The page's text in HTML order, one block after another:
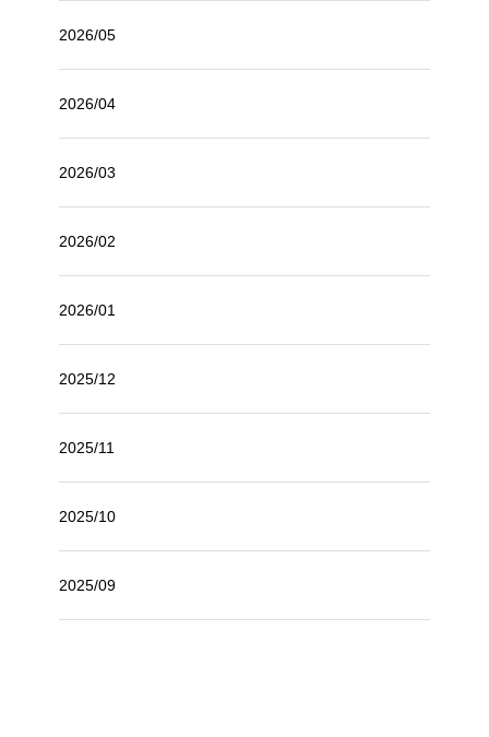
2026/05
2026/04
2026/03
2026/02
2026/01
2025/12
2025/11
2025/10
2025/09